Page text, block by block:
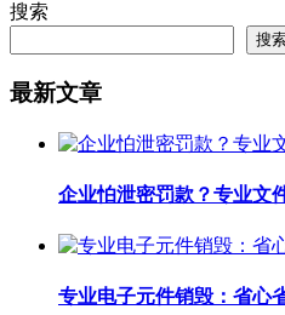
搜索
搜
最新文章
企业怕泄密罚款？专业文
专业电子元件销毁：省心